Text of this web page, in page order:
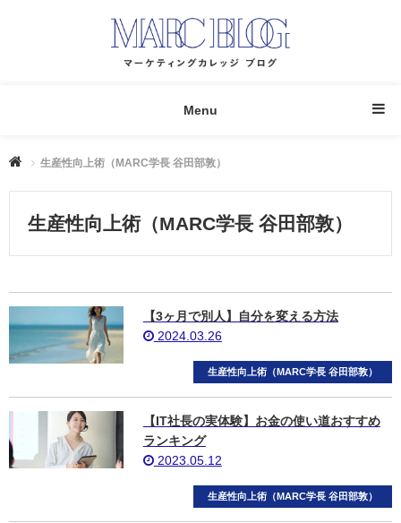
Menu
生産性向上術（MARC学長 谷田部敦）
生産性向上術（MARC学長 谷田部敦）
【3ヶ月で別人】自分を変える方法
2024.03.26
生産性向上術（MARC学長 谷田部敦）
【IT社長の実体験】お金の使い道おすすめ
ランキング
2023.05.12
生産性向上術（MARC学長 谷田部敦）